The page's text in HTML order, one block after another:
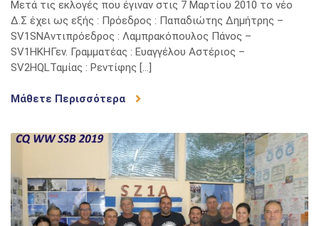
Μετά τις εκλογές που έγιναν στις 7 Μαρτίου 2010 το νέο
Δ.Σ έχει ως εξής : Πρόεδρος : Παπαδιώτης Δημήτρης –
SV1SNAντιπρόεδρος : Λαμπρακόπουλος Πάνος –
SV1HKHΓεν. Γραμματέας : Ευαγγέλου Αστέριος –
SV2HQLΤαμίας : Ρεντίφης […]
Μάθετε Περισσότερα